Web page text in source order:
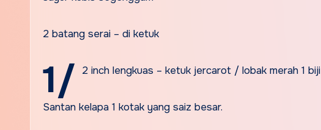
2 batang serai – di ketuk
1/ 2 inch lengkuas – ketuk jercarot / lobak merah 1 biji
Santan kelapa 1 kotak yang saiz besar.